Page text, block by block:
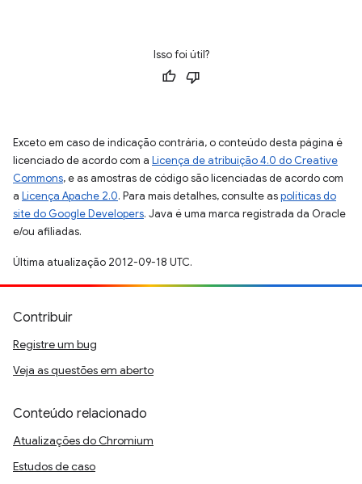
Isso foi útil?
Exceto em caso de indicação contrária, o conteúdo desta página é
licenciado de acordo com a Licença de atribuição 4.0 do Creative
Commons, e as amostras de código são licenciadas de acordo com
a Licença Apache 2.0. Para mais detalhes, consulte aspolíticas do
site do Google Developers. Java é uma marca registrada da Oracle
e/ou afiliadas.
Última atualização 2012-09-18 UTC.
Contribuir
Registre um bug
Veja as questões em aberto
Conteúdo relacionado
Atualizações do Chromium
Estudos de caso